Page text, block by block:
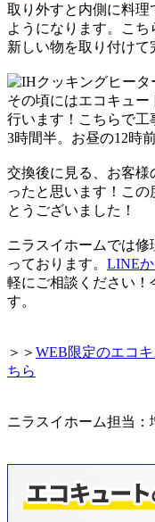
取り外すと内側に料理
ようになります。
こち
新しい物を取り付けて
その頃にはエコキュー
行います！ こちらで工
3時間半。お昼の12時
交換後に見る、お客
ったと思います！ この
とうございました！
ニラスイホームでは
っております。 LINE
軽にご相談ください！
す。
＞＞ WEB限定のエコ
ちら
ニラスイホーム担当：